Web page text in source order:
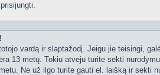
vardą ir slaptažodį. Jeigu jie teisingi,
13 metų. Tokiu atveju turite sekti
Ne už ilgo turite gauti el. laišką ir sekti